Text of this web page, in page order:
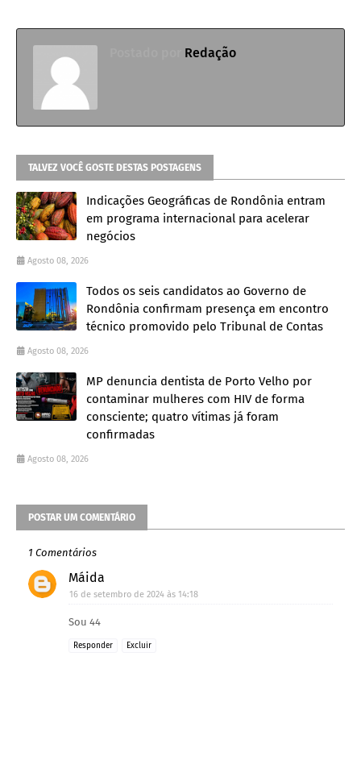
Redação
TALVEZ VOCÊ GOSTE DESTAS POSTAGENS
Indicações Geográficas de Rondônia entram
em programa internacional para acelerar
negócios
Agosto 08, 2026
Todos os seis candidatos ao Governo de
Rondônia confirmam presença em encontro
técnico promovido pelo Tribunal de Contas
Agosto 08, 2026
MP denuncia dentista de Porto Velho por
contaminar mulheres com HIV de forma
consciente; quatro vítimas já foram
confirmadas
Agosto 08, 2026
POSTAR UM COMENTÁRIO
1 Comentários
Máida
16 de setembro de 2024 às 14:18
Sou 44
Responder Excluir